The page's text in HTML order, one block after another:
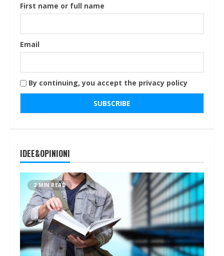
First name or full name
Email
By continuing, you accept the privacy policy
IDEE&OPINIONI
2 MIN READ